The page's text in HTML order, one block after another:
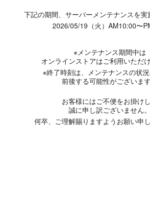
下記の期間、サーバーメンテナンスを実
2026/05/19（火）AM10:00〜
※メンテナンス期間中は
オンラインストアはご利用いただけ
※終了時刻は、メンテナンスの状
前後する可能性がございます
お客様にはご不便をお掛けし
誠に申し訳ございません。
何卒、ご理解賜りますようお願い申し